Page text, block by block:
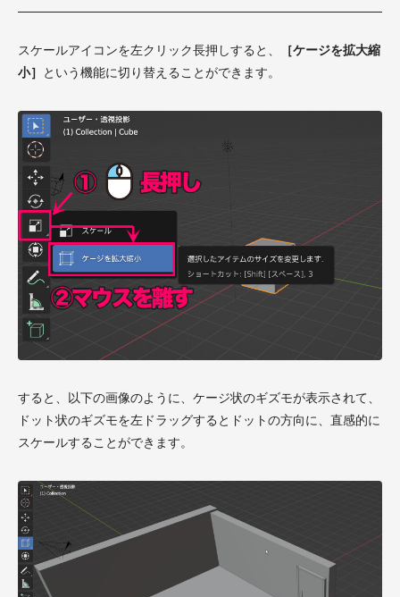
スケールアイコンを左クリック長押しすると、
［ケージを拡大縮
小］
という機能に切り替えることができます。
すると、以下の画像のように、ケージ状のギズモが表示されて、
ドット状のギズモを左ドラッグするとドットの方向に、直感的に
スケールすることができます。